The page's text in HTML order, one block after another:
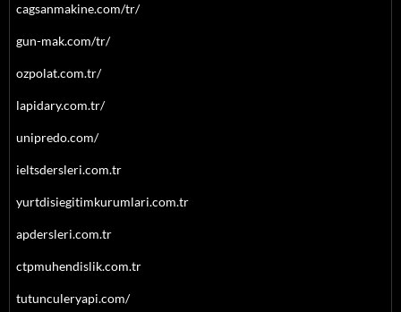
cagsanmakine.com/tr/
gun-mak.com/tr/
ozpolat.com.tr/
lapidary.com.tr/
unipredo.com/
ieltsdersleri.com.tr
yurtdisiegitimkurumlari.com.tr
apdersleri.com.tr
ctpmuhendislik.com.tr
tutunculeryapi.com/